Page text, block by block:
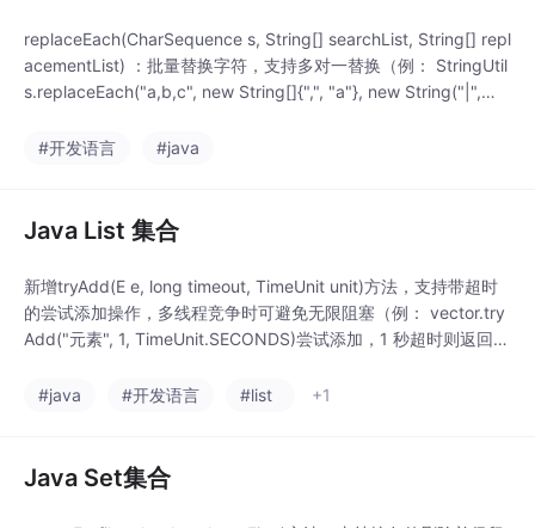
replaceEach(CharSequence s, String[] searchList, String[] repl
acementList) ：批量替换字符，支持多对一替换（例： StringUtil
s.replaceEach("a,b,c", new String[]{",", "a"}, new String("|",
#开发语言
#java
Java List 集合
新增tryAdd(E e, long timeout, TimeUnit unit)方法，支持带超时
的尝试添加操作，多线程竞争时可避免无限阻塞（例： vector.try
Add("元素", 1, TimeUnit.SECONDS)尝试添加，1 秒超时则返回fa
emoveFirst() 、 remove
#java #开发语言 #list +1
Java Set集合